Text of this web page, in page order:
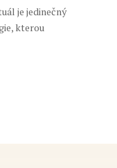
je jedinečný
kterou